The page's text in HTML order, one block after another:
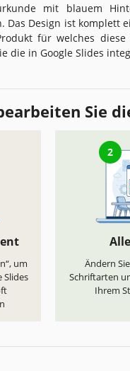
mit blauem
Das Design ist komplett
für welches
die in Google Slides
Sie
um
Slides
2
Ändern
Schriftarten
Ihrem